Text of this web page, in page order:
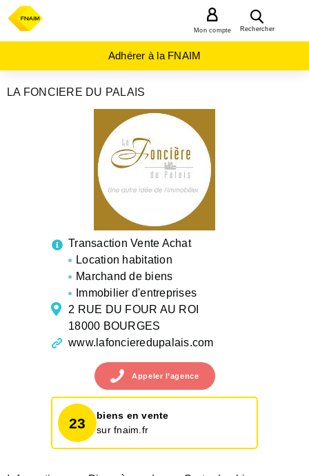
Rechercher
Mon compte
Adhérer à la FNAIM
LA FONCIERE DU PALAIS
Transaction Vente Achat
Location habitation
Marchand de biens
Immobilier d'entreprises
2 RUE DU FOUR AU ROI
18000 BOURGES
www.lafoncieredupalais.com
Appeler l’agence
23
biens en vente
sur fnaim.fr